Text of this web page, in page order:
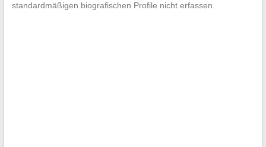
standardmäßigen biografischen Profile nicht erfassen.